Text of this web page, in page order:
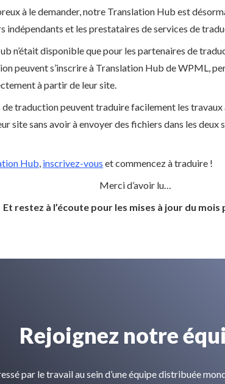
à le demander, notre Translation Hub est
indépendants et les prestataires de services de
n’était disponible que pour les partenaires de
peuvent s’inscrire à Translation Hub de WPML,
à partir de leur site.
traduction peuvent traduire facilement les travaux
site sans avoir à envoyer des fichiers dans les deux
Hub inscrivez-vous et commencez à traduire !
Merci d’avoir lu…
Et restez à l’écoute pour les mises à jour du mois
Rejoignez notre
par le travail au sein d’une équipe distribuée